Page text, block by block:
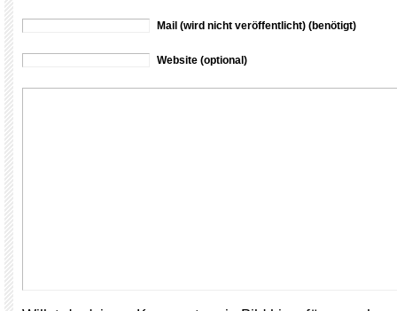
Mail (wird nicht veröffentlicht) (benötigt)
Website (optional)